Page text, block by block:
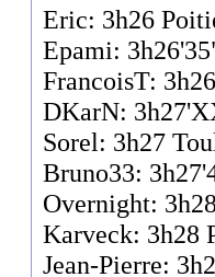
Eric: 3h26
Epami:
FrancoisT:
DKarN:
Sorel: 3h27
Bruno33:
Overnight:
Karveck: 3h28
Jean-Pierre: